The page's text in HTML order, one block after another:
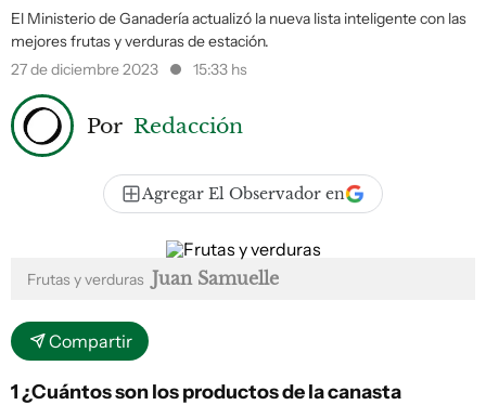
El Ministerio de Ganadería actualizó la nueva lista inteligente con las
mejores frutas y verduras de estación.
27 de diciembre 2023
15:33 hs
Por Redacción
Agregar El Observador en
Frutas y verduras Juan Samuelle
Compartir
1 ¿Cuántos son los productos de la canasta